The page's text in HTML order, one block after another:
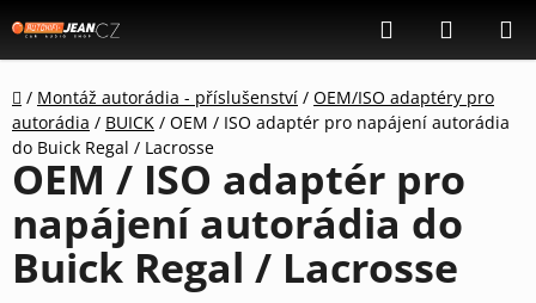
na
obsah
Hledat
KOŠÍK
Domů
/ Montáž autorádia - příslušenství / OEM/ISO adaptéry pro
autorádia / BUICK / OEM / ISO adaptér pro napájení autorádia
do Buick Regal / Lacrosse
OEM / ISO adaptér pro
napájení autorádia do
Buick Regal / Lacrosse